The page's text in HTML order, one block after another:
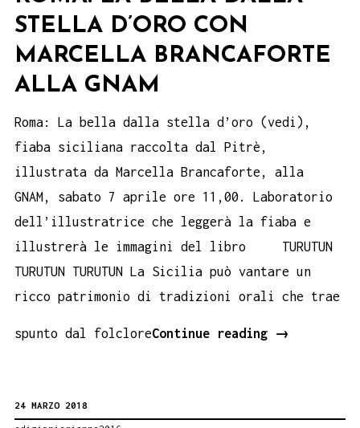
STELLA D’ORO CON
MARCELLA BRANCAFORTE
ALLA GNAM
Roma: La bella dalla stella d’oro (vedi),
fiaba siciliana raccolta dal Pitrè,
illustrata da Marcella Brancaforte, alla
GNAM, sabato 7 aprile ore 11,00. Laboratorio
dell’illustratrice che leggerà la fiaba e
illustrerà le immagini del libro TURUTUN
TURUTUN TURUTUN La Sicilia può vantare un
ricco patrimonio di tradizioni orali che trae
spunto dal folcloreContinue reading
ROMA:
→
24 MARZO 2018